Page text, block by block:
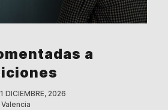
a
DICIEMBRE, 2026